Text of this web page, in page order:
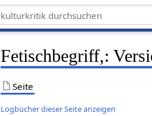
Fetischbegriff,:
Seite
Logbücher dieser Seite anzeigen